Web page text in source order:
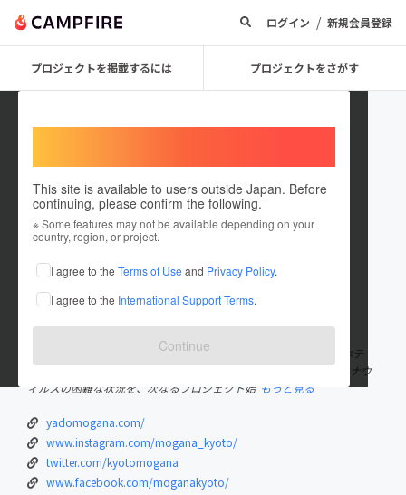
ログイン / 新規会員登録
プロジェクトを掲載するには プロジェクトをさがす
This site is available to users outside Japan. Before
continuing, please confirm the following.
※ Some features may not be available depending on your
country, region, or project.
I agree to the Terms of Use and Privacy Policy.
I agree to the International Support Terms.
Continue
mogana_kyoto
これまでに2件のプロジェクトを投稿しています
在住国：日本 現在地：京都府
出身国：未設定
ミシュランガイド2020京都版ホテル部門 3つ星獲得のデザインホテ
ル、MOGANAは、2018年12月に誕生しました。この度の新型コロナウ
ィルスの困難な状況を、次なるプロジェクト始 もっと見る
yadomogana.com/
www.instagram.com/mogana_kyoto/
twitter.com/kyotomogana
www.facebook.com/moganakyoto/